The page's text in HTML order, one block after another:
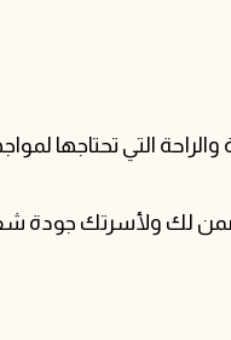
التي تحتاجها